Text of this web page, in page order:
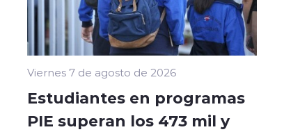
Viernes 7 de agosto de 2026
Estudiantes en programas
PIE superan los 473 mil y